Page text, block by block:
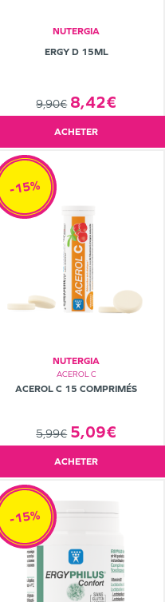
NUTERGIA
ERGY D 15ML
9,90€ 8,42€
ACHETER
NUTERGIA
ACEROL C
ACEROL C 15 COMPRIMÉS
5,99€ 5,09€
-15%
ACHETER
-15%